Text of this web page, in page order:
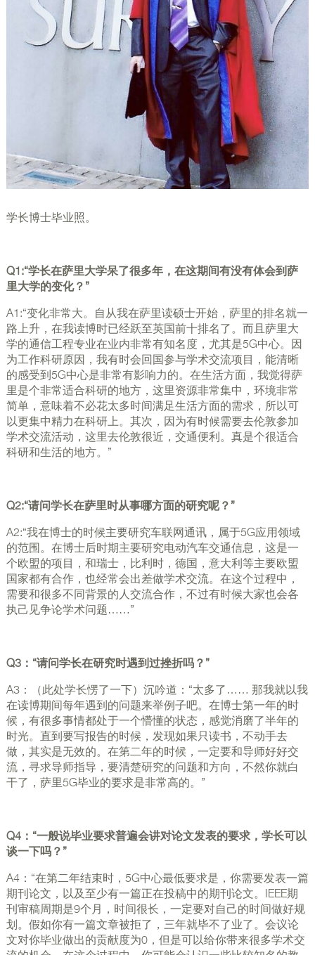
学长博士毕业照。
Q1:“学长在萨里大学呆了很多年，在这期间有没有体会到萨
里大学的变化？”
A1:“变化非常大。自从我在萨里读硕士开始，萨里的排名就一
路上升，在我读博时已经跃至英国前十排名了。而且萨里大
学的通信工程专业在业内非常有知名度，尤其是5G中心。因
为工作科研原因，我有时会回国参与学术交流项目，能清晰
的感受到5G中心是非常有影响力的。在生活方面，我觉得萨
里是个非常适合科研的地方，这里资源非常集中，环境非常
简单，意味着不必花太多时间满足生活方面的需求，所以可
以更集中精力在科研上。其次，因为有时候需要去伦敦参加
学术交流活动，这里去伦敦很近，交通便利。真是个很适合
科研和生活的地方。”
Q2:“请问学长在萨里时从事哪方面的研究呢？”
A2:“我在博士的时候主要研究车联网通讯，属于5G应用领域
的范围。在博士后时期主要研究电动汽车交通信息，这是一
个欧盟的项目，和瑞士，比利时，德国，意大利等主要欧盟
国家都有合作，也经常会出差做学术交流。在这个过程中，
需要和很多不同背景的人交流合作，不过有时候大家也会各
执己见争论学术问题……”
Q3：“请问学长在研究时遇到过挫折吗？”
A3：（此处学长愣了一下）沉吟道：“太多了…… 那我就以我
在读博期间每年遇到的问题来举例子吧。在博士第一年的时
候，有很多事情都处于一个懵懂的状态，感觉消磨了半年的
时光。直到要写报告的时候，发现如果只读书，不动手去
做，其实是无效的。在第二年的时候，一定要和导师好好交
流，寻求导师指导，要清楚研究的问题和方向，不然你就白
干了，萨里5G毕业的要求是非常高的。”
Q4：“一般说毕业要求普遍会讲对论文发表的要求，学长可以
谈一下吗？”
A4：“在第二年结束时，5G中心最低要求是，你需要发表一篇
期刊论文，以及至少有一篇正在投稿中的期刊论文。IEEE期
刊审稿周期是9个月，时间很长，一定要对自己的时间做好规
划。假如你有一篇文章被拒了，三年就毕不了业了。会议论
文对你毕业做出的贡献度为0，但是可以给你带来很多学术交